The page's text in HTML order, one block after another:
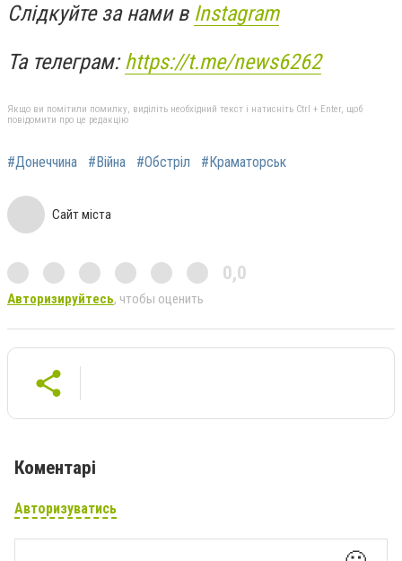
Слідкуйте за нами в Instagram
Та телеграм:https://t.me/news6262
Якщо ви помітили помилку, виділіть необхідний текст і натисніть Ctrl + Enter, щоб
повідомити про це редакцію
#Донеччина #Війна #Обстріл #Краматорськ
Сайт міста
0,0
Авторизируйтесь, чтобы оценить
Коментарі
Авторизуватись